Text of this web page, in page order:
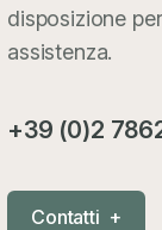
disposizione
assistenza.
+39 (0)2
Contatti +